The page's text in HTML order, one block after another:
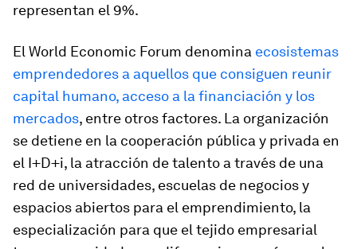
representan el 9%.
El World Economic Forum denomina ecosistemas
emprendedores a aquellos que consiguen reunir
capital humano, acceso a la financiación y los
mercados, entre otros factores. La organización
se detiene en la cooperación pública y privada en
el I+D+i, la atracción de talento a través de una
red de universidades, escuelas de negocios y
espacios abiertos para el emprendimiento, la
especialización para que el tejido empresarial